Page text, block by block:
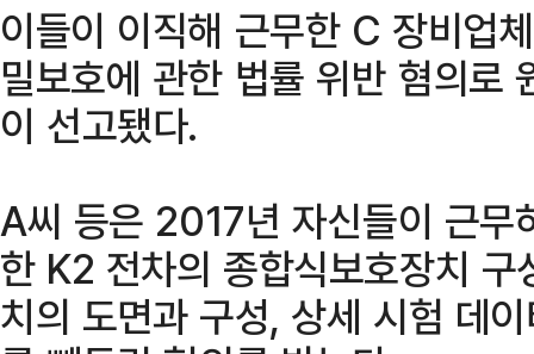
이들이 이직해 근무한 C 장비업
밀보호에 관한 법률 위반 혐의
이 선고됐다.
A씨 등은 2017년 자신들이 근무
한 K2 전차의 종합식보호장치
치의 도면과 구성, 상세 시험 데